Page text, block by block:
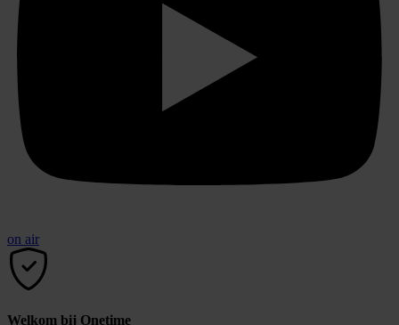
on air
Welkom bij Onetime